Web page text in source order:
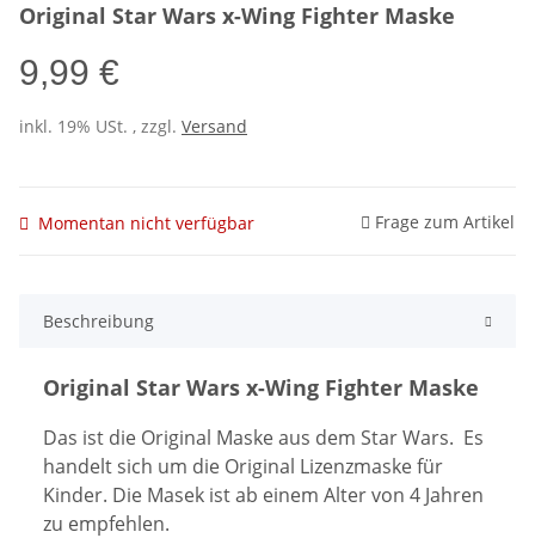
Original Star Wars x-Wing Fighter Maske
9,99 €
inkl. 19% USt. , zzgl. Versand
Momentan nicht verfügbar Frage zum Artikel
Beschreibung
Original Star Wars x-Wing Fighter Maske
Das ist die Original Maske aus dem Star Wars. Es
handelt sich um die Original Lizenzmaske für
Kinder. Die Masek ist ab einem Alter von 4 Jahren
zu empfehlen.